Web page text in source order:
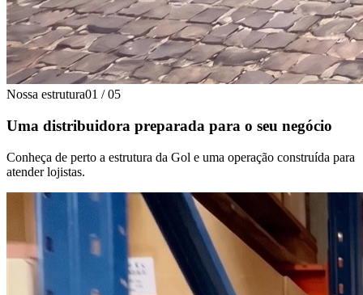
Nossa estrutura01 / 05
Uma distribuidora preparada para o seu negócio
Conheça de perto a estrutura da Gol e uma operação construída para
atender lojistas.